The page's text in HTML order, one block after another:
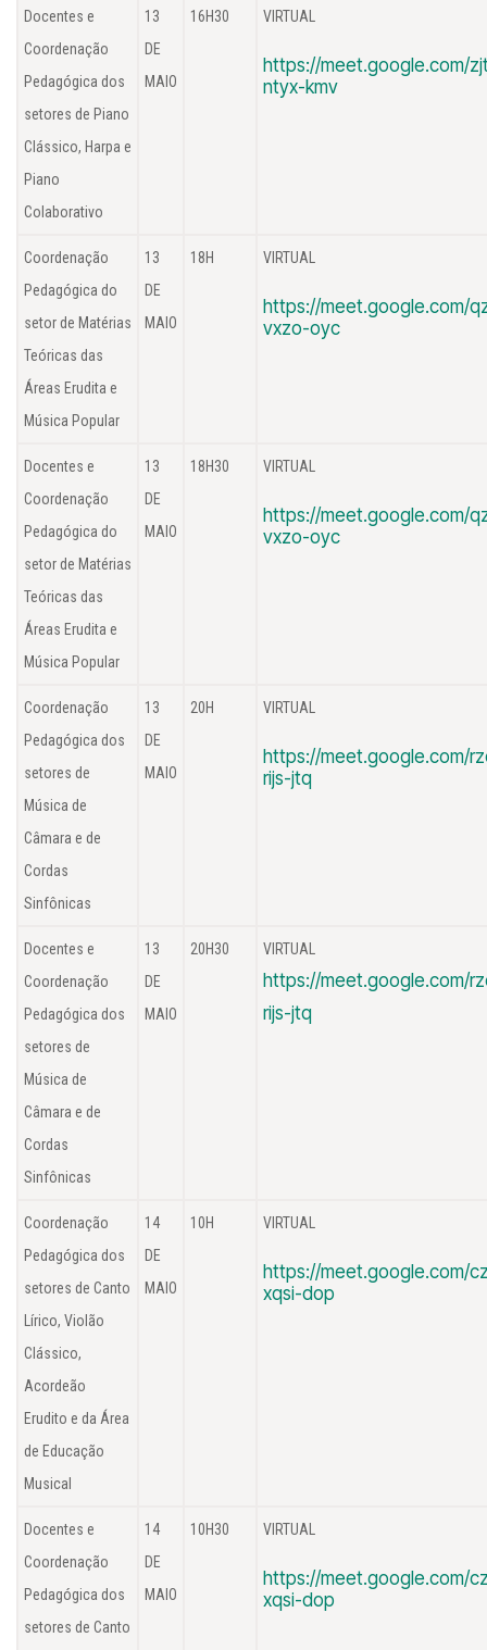
Docentes e
Coordenação
Pedagógica dos
setores de Piano
Clássico, Harpa e
Piano
Colaborativo
13
DE
MAIO
16H30 VIRTUAL
https://meet.google.com/
ntyx-kmv
Coordenação
Pedagógica do
setor de Matérias
Teóricas das
Áreas Erudita e
Música Popular
13
DE
MAIO
18H VIRTUAL
https://meet.google.com/
vxzo-oyc
Docentes e
Coordenação
Pedagógica do
setor de Matérias
Teóricas das
Áreas Erudita e
Música Popular
13
DE
MAIO
18H30 VIRTUAL
https://meet.google.com/
vxzo-oyc
Coordenação
Pedagógica dos
setores de
Música de
Câmara e de
Cordas
Sinfônicas
13
DE
MAIO
20H VIRTUAL
https://meet.google.com/
rijs-jtq
Docentes e
Coordenação
Pedagógica dos
setores de
Música de
Câmara e de
Cordas
Sinfônicas
13
DE
MAIO
20H30 VIRTUAL
https://meet.google.com/
rijs-jtq
Coordenação
Pedagógica dos
setores de Canto
Lírico, Violão
Clássico,
Acordeão
Erudito e da Área
de Educação
Musical
14
DE
MAIO
10H VIRTUAL
https://meet.google.com/
xqsi-dop
Docentes e
Coordenação
Pedagógica dos
setores de Canto
14
DE
MAIO
10H30 VIRTUAL
https://meet.google.com/
xqsi-dop